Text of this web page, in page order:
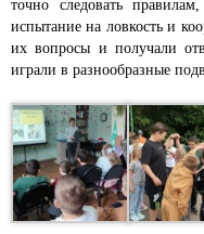
точно следовать
испытание на ловкость и
их вопросы и получали
играли в разнообразные